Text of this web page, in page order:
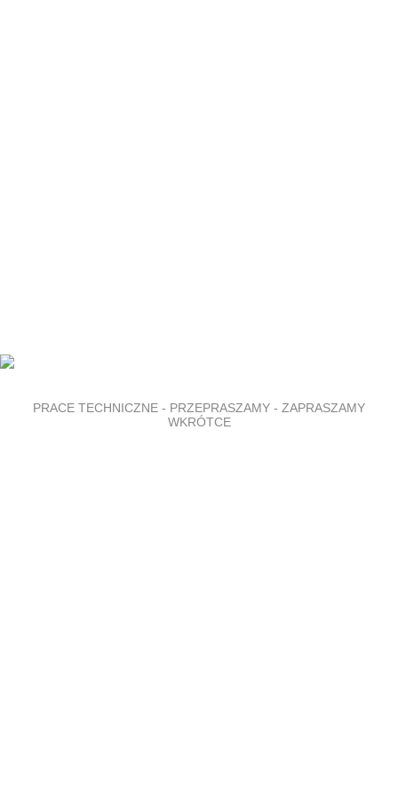
PRACE TECHNICZNE - PRZEPRASZAMY - ZAPRASZAMY
WKRÓTCE